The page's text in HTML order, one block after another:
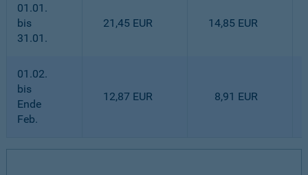
01.01.
bis
31.01.
21,45 EUR 14,85 EUR
01.02.
bis
Ende
Feb.
12,87 EUR 8,91 EUR